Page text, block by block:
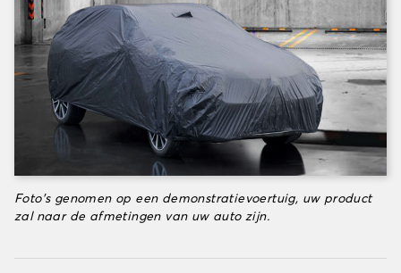
Foto's genomen op een demonstratievoertuig, uw product
zal naar de afmetingen van uw auto zijn.